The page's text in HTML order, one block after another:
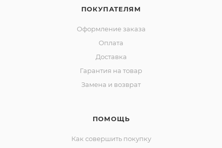
ПОКУПАТЕЛЯМ
Оформление заказа
Оплата
Доставка
Гарантия на товар
Замена и возврат
ПОМОЩЬ
Как совершить покупку